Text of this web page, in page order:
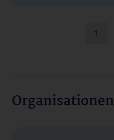
1
Organisationen